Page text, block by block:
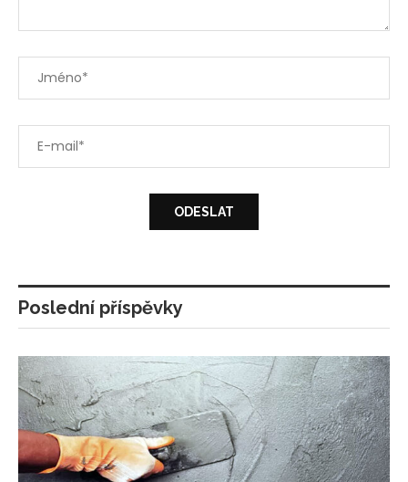
Poslední příspěvky